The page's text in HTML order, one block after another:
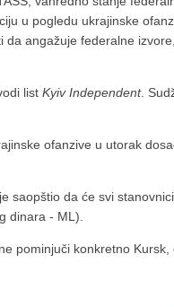
u pogledu ukrajinske
angažuje federalne
list Kyiv Independent.
ofanzive u utorak
saopštio da će svi
dinara - ML).
pominjuči konkretno Kursk,